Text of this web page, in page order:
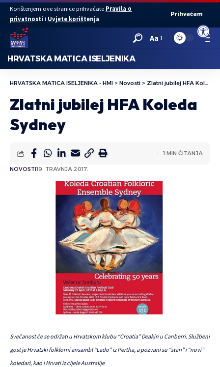
Open
Korištenjem ove stranice prihvaćate Pravila o
privatnosti i Uvjete korištenja.
Prihvaćam
Aa
HRVATSKA MATICA ISELJENIKA
HRVATSKA MATICA ISELJENIKA - HMI > Novosti > Zlatni jubilej HFA Koleda Sydney
Zlatni jubilej HFA Koleda
Sydney
NOVOSTI19. TRAVNJA 2017.
1 MIN ČITANJA
Svečanost će se održati u Hrvatskom klubu “Croatia” Deakin u Canberri. Službeni
gost je Hrvatski folklorni ansambl “Lado” iz Pertha, a pozvani su “stari” i “novi”
koledari, kao i Hrvati iz cijele Australije